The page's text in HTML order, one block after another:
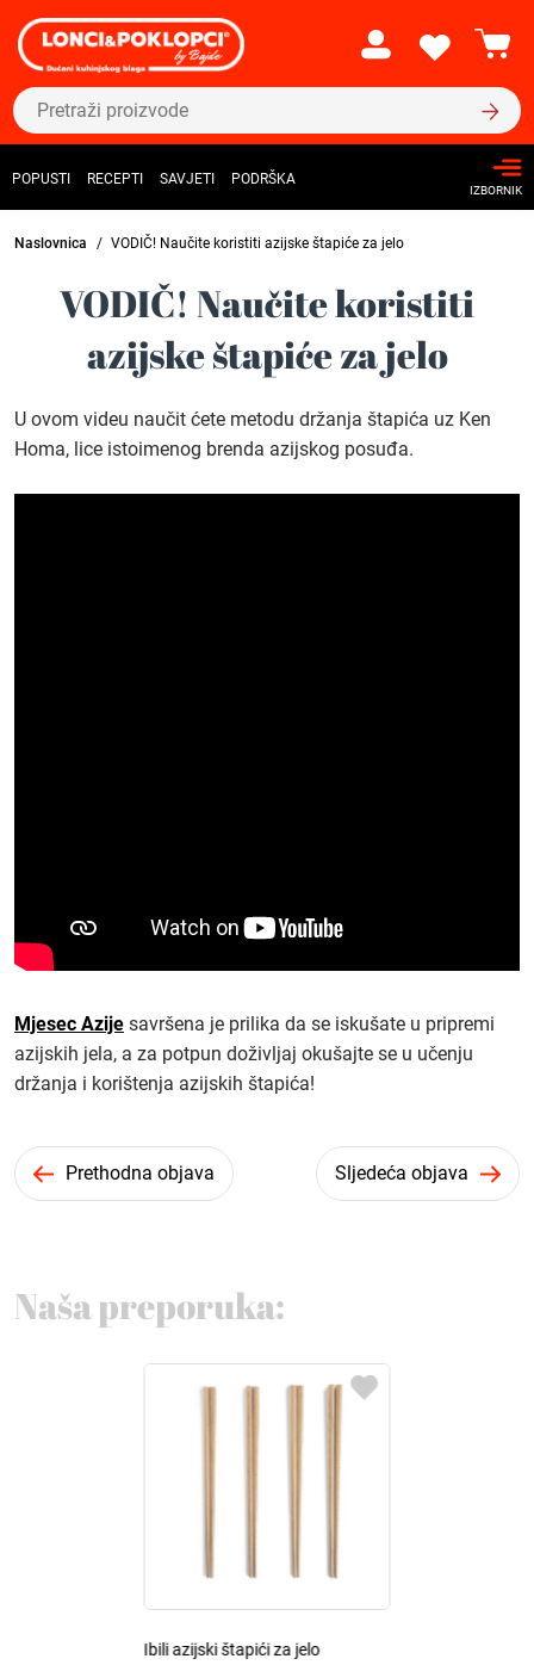
POPUSTI RECEPTI SAVJETI PODRŠKA
IZBORNIK
Naslovnica VODIČ! Naučite koristiti azijske štapiće za jelo
VODIČ! Naučite koristiti
azijske štapiće za jelo
U ovom videu naučit ćete metodu držanja štapića uz Ken
Homa, lice istoimenog brenda azijskog posuđa.
Mjesec Azije savršena je prilika da se iskušate u pripremi
azijskih jela, a za potpun doživljaj okušajte se u učenju
držanja i korištenja azijskih štapića!
Prethodna objava Sljedeća objava
Naša preporuka:
Ibili azijski štapići za jelo